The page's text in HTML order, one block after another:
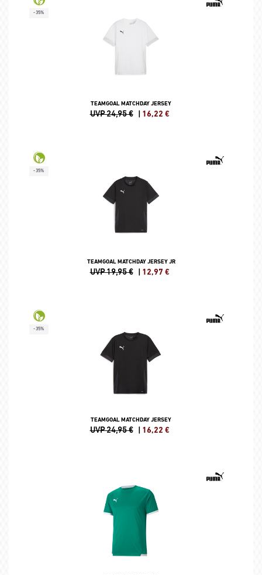
-35%
TEAMGOAL MATCHDAY JERSEY
UVP 24,95 € | 16,22 €
-35%
TEAMGOAL MATCHDAY JERSEY JR
UVP 19,95 € | 12,97 €
-35%
TEAMGOAL MATCHDAY JERSEY
UVP 24,95 € | 16,22 €